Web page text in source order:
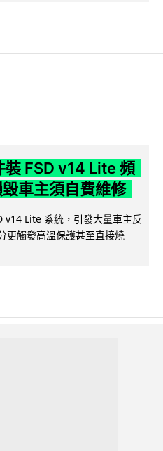
FSD v14 Lite 頻
車主須自費維修
v14 Lite 系統，引發大量車主反
更觸發高溫保護甚至直接燒